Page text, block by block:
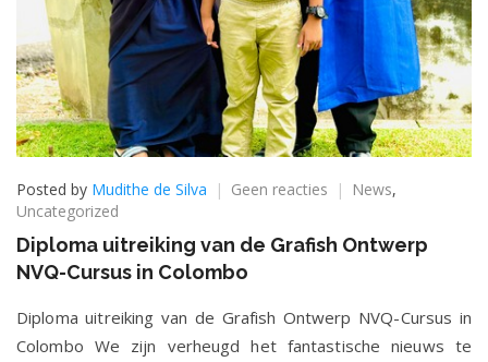
Posted by Mudithe de Silva Geen reacties op
uitreiking
van
Ontwerp
NVQ-
News,
Uncategorized
Diploma uitreiking van de Grafish Ontwerp
NVQ-Cursus in Colombo
Diploma uitreiking van de Grafish Ontwerp NVQ-Cursus in
Colombo We zijn verheugd het fantastische nieuws te